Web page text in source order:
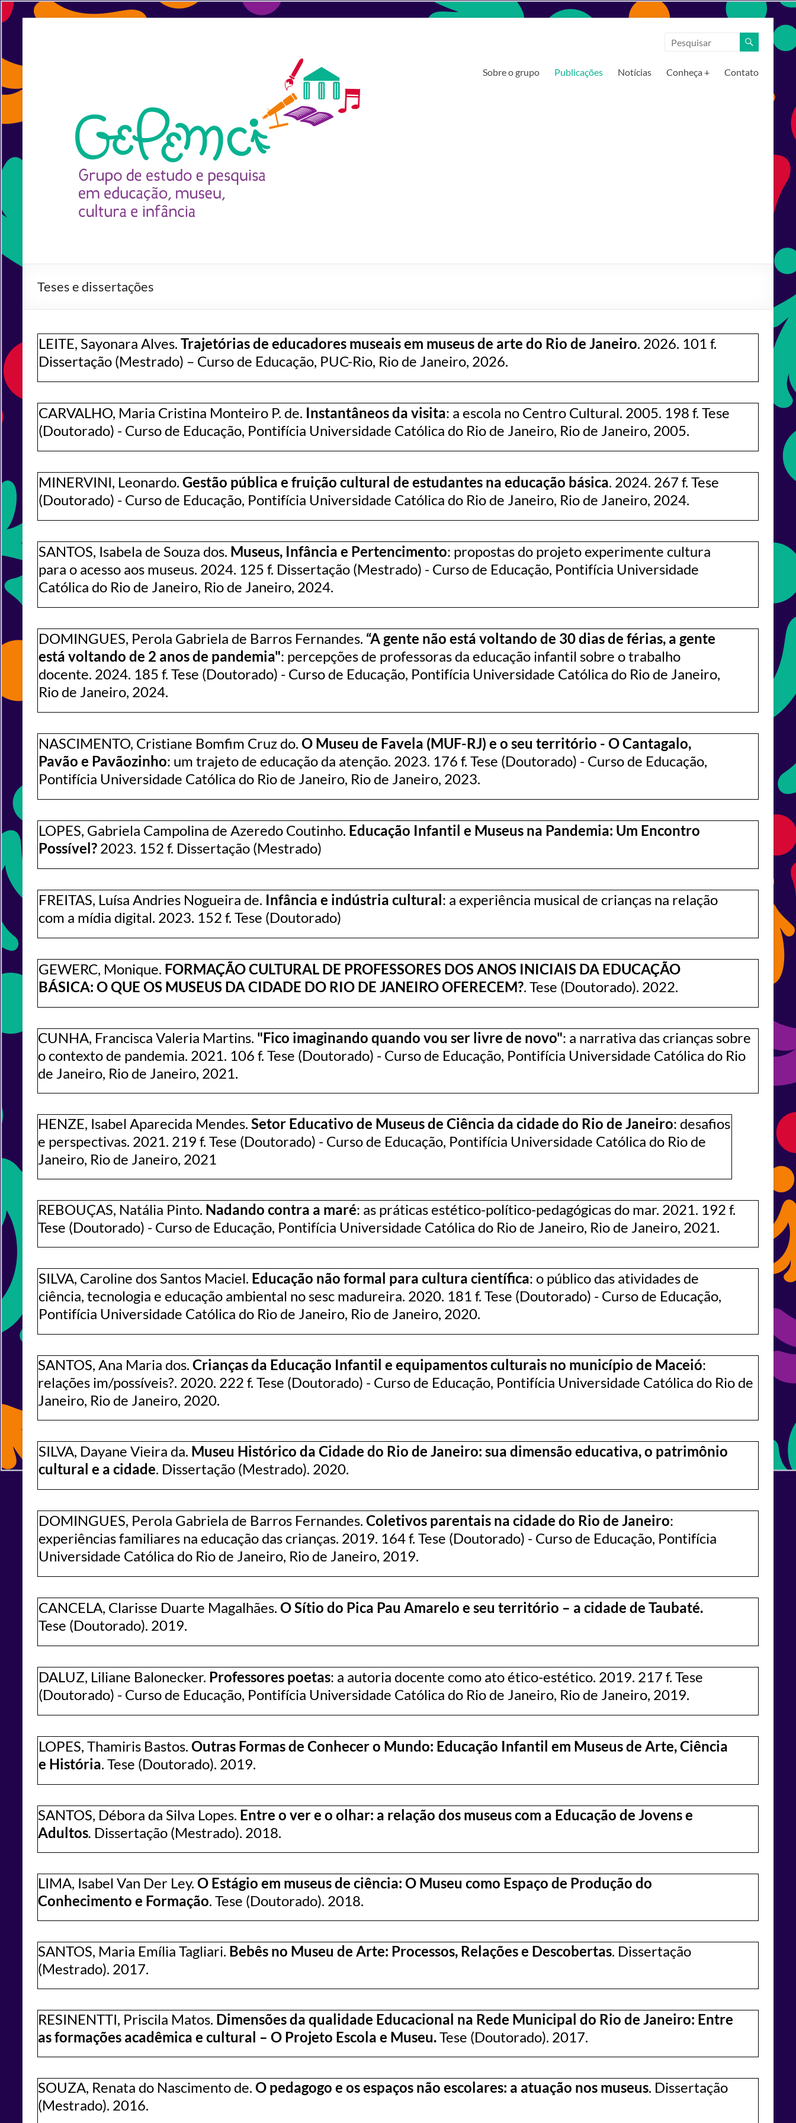
Sobre o grupo Publicações Notícias Conheça + Contato
Teses e dissertações
LEITE, Sayonara Alves. Trajetórias de educadores museais em museus de arte do Rio de Janeiro. 2026. 101 f.
Dissertação (Mestrado) – Curso de Educação, PUC-Rio, Rio de Janeiro, 2026.
CARVALHO, Maria Cristina Monteiro P. de. Instantâneos da visita: a escola no Centro Cultural. 2005. 198 f. Tese
(Doutorado) - Curso de Educação, Pontifícia Universidade Católica do Rio de Janeiro, Rio de Janeiro, 2005.
MINERVINI, Leonardo. Gestão pública e fruição cultural de estudantes na educação básica. 2024. 267 f. Tese
(Doutorado) - Curso de Educação, Pontifícia Universidade Católica do Rio de Janeiro, Rio de Janeiro, 2024.
SANTOS, Isabela de Souza dos. Museus, Infância e Pertencimento: propostas do projeto experimente cultura
para o acesso aos museus. 2024. 125 f. Dissertação (Mestrado) - Curso de Educação, Pontifícia Universidade
Católica do Rio de Janeiro, Rio de Janeiro, 2024.
DOMINGUES, Perola Gabriela de Barros Fernandes. “A gente não está voltando de 30 dias de férias, a gente
está voltando de 2 anos de pandemia": percepções de professoras da educação infantil sobre o trabalho
docente. 2024. 185 f. Tese (Doutorado) - Curso de Educação, Pontifícia Universidade Católica do Rio de Janeiro,
Rio de Janeiro, 2024.
NASCIMENTO, Cristiane Bomfim Cruz do. O Museu de Favela (MUF-RJ) e o seu território - O Cantagalo,
Pavão e Pavãozinho: um trajeto de educação da atenção. 2023. 176 f. Tese (Doutorado) - Curso de Educação,
Pontifícia Universidade Católica do Rio de Janeiro, Rio de Janeiro, 2023.
LOPES, Gabriela Campolina de Azeredo Coutinho. Educação Infantil e Museus na Pandemia: Um Encontro
Possível? 2023. 152 f. Dissertação (Mestrado)
FREITAS, Luísa Andries Nogueira de. Infância e indústria cultural: a experiência musical de crianças na relação
com a mídia digital. 2023. 152 f. Tese (Doutorado)
GEWERC, Monique. FORMAÇÃO CULTURAL DE PROFESSORES DOS ANOS INICIAIS DA EDUCAÇÃO
BÁSICA: O QUE OS MUSEUS DA CIDADE DO RIO DE JANEIRO OFERECEM?. Tese (Doutorado). 2022.
CUNHA, Francisca Valeria Martins. "Fico imaginando quando vou ser livre de novo": a narrativa das crianças sobre
o contexto de pandemia. 2021. 106 f. Tese (Doutorado) - Curso de Educação, Pontifícia Universidade Católica do Rio
de Janeiro, Rio de Janeiro, 2021.
HENZE, Isabel Aparecida Mendes. Setor Educativo de Museus de Ciência da cidade do Rio de Janeiro: desafios
e perspectivas. 2021. 219 f. Tese (Doutorado) - Curso de Educação, Pontifícia Universidade Católica do Rio de
Janeiro, Rio de Janeiro, 2021
REBOUÇAS, Natália Pinto. Nadando contra a maré: as práticas estético-político-pedagógicas do mar. 2021. 192 f.
Tese (Doutorado) - Curso de Educação, Pontifícia Universidade Católica do Rio de Janeiro, Rio de Janeiro, 2021.
SILVA, Caroline dos Santos Maciel. Educação não formal para cultura científica: o público das atividades de
ciência, tecnologia e educação ambiental no sesc madureira. 2020. 181 f. Tese (Doutorado) - Curso de Educação,
Pontifícia Universidade Católica do Rio de Janeiro, Rio de Janeiro, 2020.
SANTOS, Ana Maria dos. Crianças da Educação Infantil e equipamentos culturais no município de Maceió:
relações im/possíveis?. 2020. 222 f. Tese (Doutorado) - Curso de Educação, Pontifícia Universidade Católica do Rio de
Janeiro, Rio de Janeiro, 2020.
SILVA, Dayane Vieira da. Museu Histórico da Cidade do Rio de Janeiro: sua dimensão educativa, o patrimônio
cultural e a cidade. Dissertação (Mestrado). 2020.
DOMINGUES, Perola Gabriela de Barros Fernandes. Coletivos parentais na cidade do Rio de Janeiro:
experiências familiares na educação das crianças. 2019. 164 f. Tese (Doutorado) - Curso de Educação, Pontifícia
Universidade Católica do Rio de Janeiro, Rio de Janeiro, 2019.
CANCELA, Clarisse Duarte Magalhães. O Sítio do Pica Pau Amarelo e seu território – a cidade de Taubaté.
Tese (Doutorado). 2019.
DALUZ, Liliane Balonecker. Professores poetas: a autoria docente como ato ético-estético. 2019. 217 f. Tese
(Doutorado) - Curso de Educação, Pontifícia Universidade Católica do Rio de Janeiro, Rio de Janeiro, 2019.
LOPES, Thamiris Bastos. Outras Formas de Conhecer o Mundo: Educação Infantil em Museus de Arte, Ciência
e História. Tese (Doutorado). 2019.
SANTOS, Débora da Silva Lopes. Entre o ver e o olhar: a relação dos museus com a Educação de Jovens e
Adultos. Dissertação (Mestrado). 2018.
LIMA, Isabel Van Der Ley. O Estágio em museus de ciência: O Museu como Espaço de Produção do
Conhecimento e Formação. Tese (Doutorado). 2018.
SANTOS, Maria Emília Tagliari. Bebês no Museu de Arte: Processos, Relações e Descobertas. Dissertação
(Mestrado). 2017.
RESINENTTI, Priscila Matos. Dimensões da qualidade Educacional na Rede Municipal do Rio de Janeiro: Entre
as formações acadêmica e cultural – O Projeto Escola e Museu.Tese (Doutorado). 2017.
SOUZA, Renata do Nascimento de. O pedagogo e os espaços não escolares: a atuação nos museus. Dissertação
(Mestrado). 2016.